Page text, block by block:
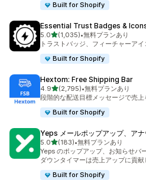
Built for Shopify
Essential Trust Badges &
5.05つ星中
(1,035)
合計レビュー数：1035件
•無料プランあり
トラストバッジ、フィーチャーア
Built for Shopify
Hextom: Free Shipping Bar
4.95つ星中
(2,795)
合計レビュー数：2795件
•無料プランあり
段階的な配送目標メッセージで売
Built for Shopify
Yeps メールポップアップ、ア
5.05つ星中
(183)
合計レビュー数：183件
•無料プランあり
Yeps のポップアップ、お知らせバ
ダウンタイマーは売上アップに貢献
Built for Shopify